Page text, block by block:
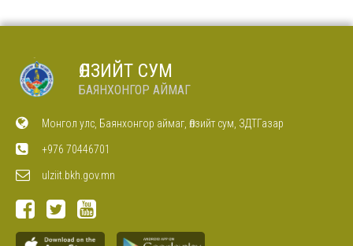
ӨЛЗИЙТ СУМ
БАЯНХОНГОР АЙМАГ
Монгол улс, Баянхонгор аймаг, Өлзийт сум, ЗДТГазар
+976 70446701
ulziit.bkh.gov.mn